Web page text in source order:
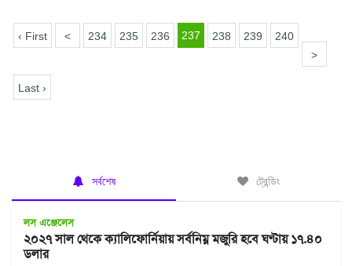
‹ First < 234 235 236 237 238 239
240
>
Last ›
সর্বশেষ ট্রেন্ডিং
লস এঞ্জেলেস
২০২৭ সাল থেকে ক্যালিফোর্নিয়ায় সর্বনিম্ন মজুরি হবে ঘণ্টায় ১৭.৪০
ডলার